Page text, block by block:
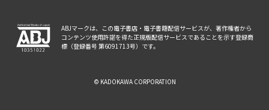
ABJマークは、この電子書店・電子書籍配信サービスが、著作権者から
コンテンツ使用許諾を得た正規版配信サービスであることを示す登録商
標（登録番号 第6091713号）です。
© KADOKAWA CORPORATION